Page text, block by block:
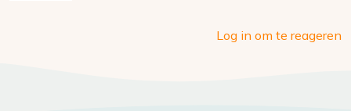
Log in om te reageren